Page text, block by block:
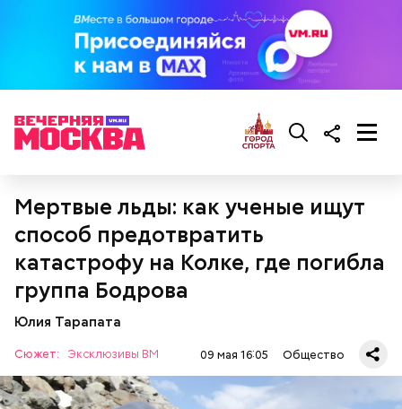
Мертвые льды: как ученые ищут
способ предотвратить
катастрофу на Колке, где погибла
группа Бодрова
Юлия Тарапата
Сюжет: Эксклюзивы ВМ 09 мая 16:05 Общество